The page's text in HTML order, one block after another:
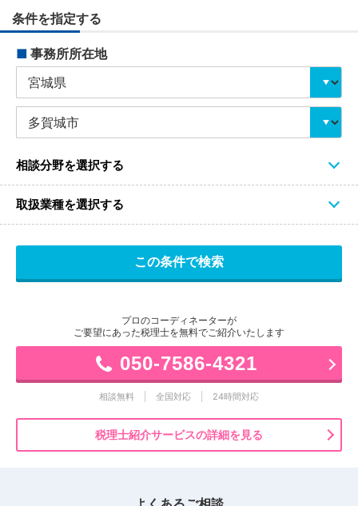
条件を指定する
■ 事務所所在地
相談分野を選択する
取扱業種を選択する
プロのコーディネーターが
ご要望にあった税理士を無料でご紹介いたします
050-7586-4321
相談無料 全国対応 24時間対応
税理士紹介サービスの詳細を見る